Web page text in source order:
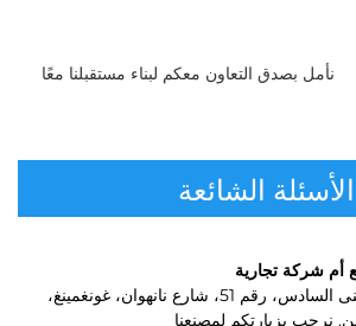
نأمل بصدق التعاون معكم لبناء مستقبلنا معًا
الأسئلة الشائعة
نحن مصنع يقع في المبنى السادس، رقم 51، شارع نانهوان، غونغمينغ،